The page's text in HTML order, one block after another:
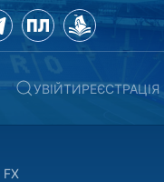
УВІЙТИРЕЄСТРАЦІЯ
FX